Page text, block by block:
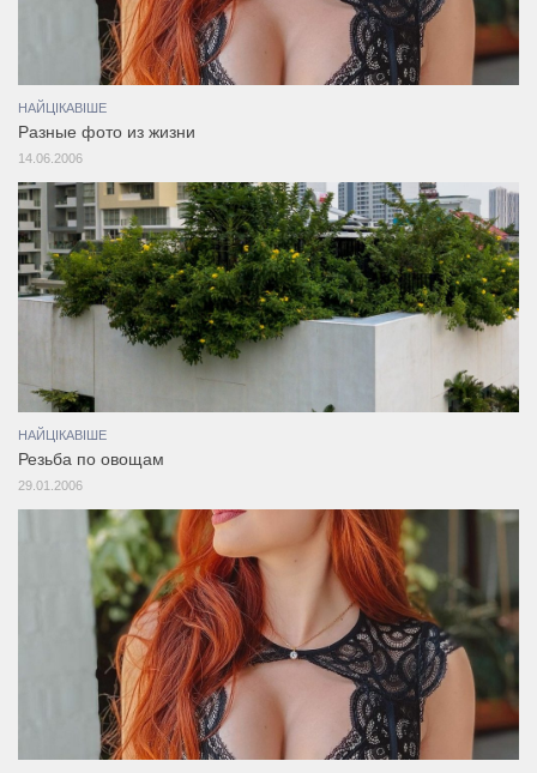
НАЙЦІКАВІШЕ
Разные фото из жизни
14.06.2006
НАЙЦІКАВІШЕ
Резьба по овощам
29.01.2006